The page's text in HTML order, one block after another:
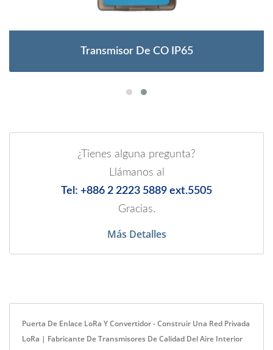
Transmisor De CO IP65
¿Tienes alguna pregunta?
Llámanos al
Tel: +886 2 2223 5889 ext.5505
Gracias.
Más Detalles
Puerta De Enlace LoRa Y Convertidor - Construir Una Red Privada
LoRa | Fabricante De Transmisores De Calidad Del Aire Interior